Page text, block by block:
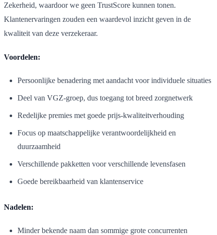
Zekerheid, waardoor we geen TrustScore kunnen tonen.
Klantenervaringen zouden een waardevol inzicht geven in de
kwaliteit van deze verzekeraar.
Voordelen:
Persoonlijke benadering met aandacht voor individuele situaties
Deel van VGZ-groep, dus toegang tot breed zorgnetwerk
Redelijke premies met goede prijs-kwaliteitverhouding
Focus op maatschappelijke verantwoordelijkheid en
duurzaamheid
Verschillende pakketten voor verschillende levensfasen
Goede bereikbaarheid van klantenservice
Nadelen:
Minder bekende naam dan sommige grote concurrenten